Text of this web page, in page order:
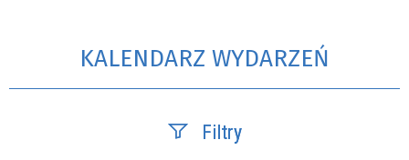
KALENDARZ WYDARZEŃ
Filtry